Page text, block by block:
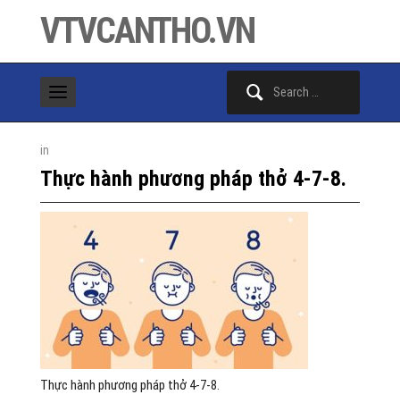
VTVCANTHO.VN
in
Thực hành phương pháp thở 4-7-8.
Thực hành phương pháp thở 4-7-8.